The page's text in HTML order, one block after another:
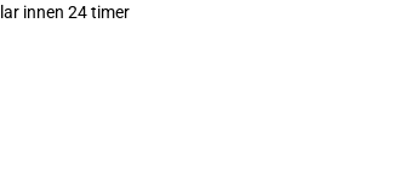
innen 24 timer